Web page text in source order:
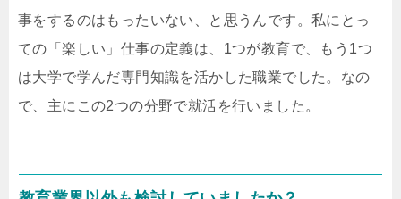
事をするのはもったいない、と思うんです。私にとっ
ての「楽しい」仕事の定義は、1つが教育で、もう1つ
は大学で学んだ専門知識を活かした職業でした。なの
で、主にこの2つの分野で就活を行いました。